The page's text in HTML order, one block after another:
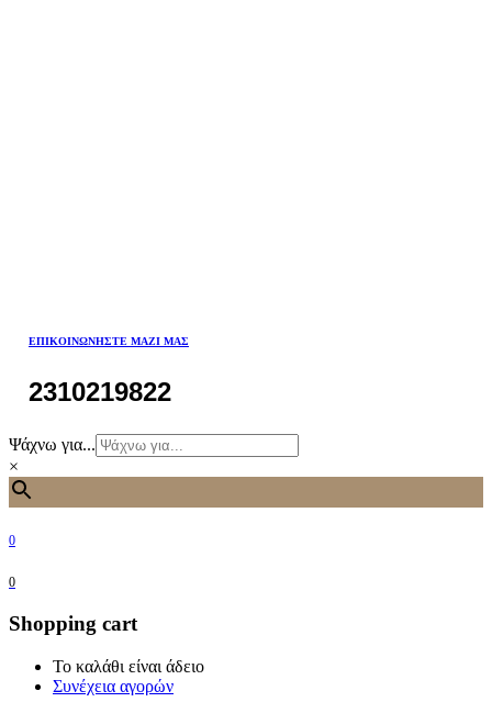
ΕΠΙΚΟΙΝΩΝΉΣΤΕ ΜΑΖΊ ΜΑΣ
2310219822
Ψάχνω για...
×
0
0
Shopping cart
Το καλάθι είναι άδειο
Συνέχεια αγορών